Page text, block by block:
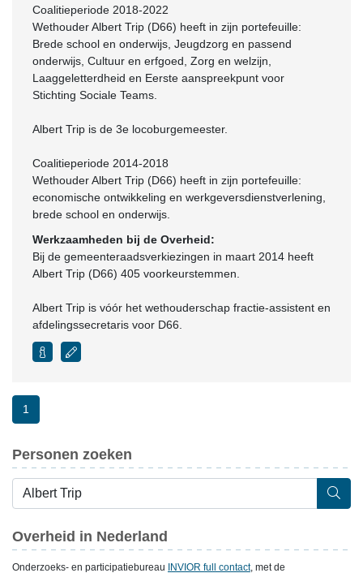
Coalitieperiode 2018-2022
Wethouder Albert Trip (D66) heeft in zijn portefeuille:
Brede school en onderwijs, Jeugdzorg en passend
onderwijs, Cultuur en erfgoed, Zorg en welzijn,
Laaggeletterdheid en Eerste aanspreekpunt voor
Stichting Sociale Teams.
Albert Trip is de 3e locoburgemeester.
Coalitieperiode 2014-2018
Wethouder Albert Trip (D66) heeft in zijn portefeuille:
economische ontwikkeling en werkgeversdienstverlening,
brede school en onderwijs.
Werkzaamheden bij de Overheid:
Bij de gemeenteraadsverkiezingen in maart 2014 heeft
Albert Trip (D66) 405 voorkeurstemmen.
Albert Trip is vóór het wethouderschap fractie-assistent en
afdelingssecretaris voor D66.
1
Personen zoeken
Overheid in Nederland
Onderzoeks- en participatiebureau INVIOR full contact, met de